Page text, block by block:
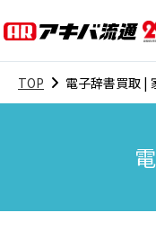
TOP 電子辞書買取 |